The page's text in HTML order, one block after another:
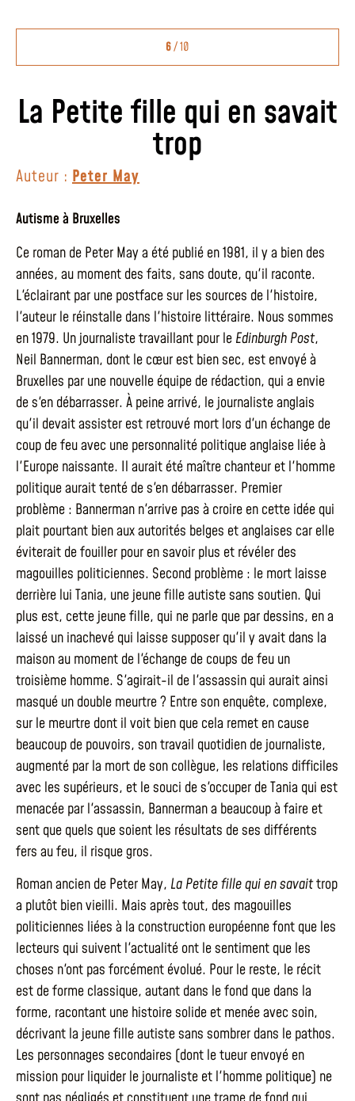
6/ 10
La Petite fille qui en savait
trop
Auteur : Peter May
Autisme à Bruxelles
Ce roman de Peter May a été publié en 1981, il y a bien des
années, au moment des faits, sans doute, qu'il raconte.
L'éclairant par une postface sur les sources de l'histoire,
l'auteur le réinstalle dans l'histoire littéraire. Nous sommes
en 1979. Un journaliste travaillant pour le Edinburgh Post,
Neil Bannerman, dont le cœur est bien sec, est envoyé à
Bruxelles par une nouvelle équipe de rédaction, qui a envie
de s'en débarrasser. À peine arrivé, le journaliste anglais
qu'il devait assister est retrouvé mort lors d'un échange de
coup de feu avec une personnalité politique anglaise liée à
l'Europe naissante. Il aurait été maître chanteur et l'homme
politique aurait tenté de s'en débarrasser. Premier
problème : Bannerman n'arrive pas à croire en cette idée qui
plait pourtant bien aux autorités belges et anglaises car elle
éviterait de fouiller pour en savoir plus et révéler des
magouilles politiciennes. Second problème : le mort laisse
derrière lui Tania, une jeune fille autiste sans soutien. Qui
plus est, cette jeune fille, qui ne parle que par dessins, en a
laissé un inachevé qui laisse supposer qu'il y avait dans la
maison au moment de l'échange de coups de feu un
troisième homme. S'agirait-il de l'assassin qui aurait ainsi
masqué un double meurtre ? Entre son enquête, complexe,
sur le meurtre dont il voit bien que cela remet en cause
beaucoup de pouvoirs, son travail quotidien de journaliste,
augmenté par la mort de son collègue, les relations difficiles
avec les supérieurs, et le souci de s'occuper de Tania qui est
menacée par l'assassin, Bannerman a beaucoup à faire et
sent que quels que soient les résultats de ses différents
fers au feu, il risque gros.
Roman ancien de Peter May, La Petite fille qui en savaittrop
a plutôt bien vieilli. Mais après tout, des magouilles
politiciennes liées à la construction européenne font que les
lecteurs qui suivent l'actualité ont le sentiment que les
choses n'ont pas forcément évolué. Pour le reste, le récit
est de forme classique, autant dans le fond que dans la
forme, racontant une histoire solide et menée avec soin,
décrivant la jeune fille autiste sans sombrer dans le pathos.
Les personnages secondaires (dont le tueur envoyé en
mission pour liquider le journaliste et l'homme politique) ne